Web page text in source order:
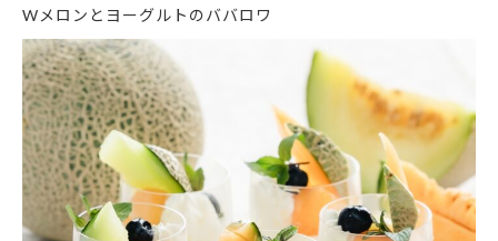
Wメロンとヨーグルトのババロワ